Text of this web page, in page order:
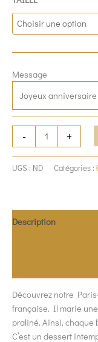
Message
- +
UGS : ND Catégories :
Description
Découvrez notre
française. Il marie
praliné. Ainsi, chaque
C’est un dessert